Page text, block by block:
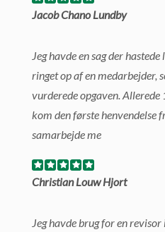
Jacob Chano Lundby
Jeg havde en sag der
ringet op af en medarbejder,
vurderede opgaven.
kom den første henvendelse
samarbejde me
Christian Louw Hjort
Jeg havde brug for en